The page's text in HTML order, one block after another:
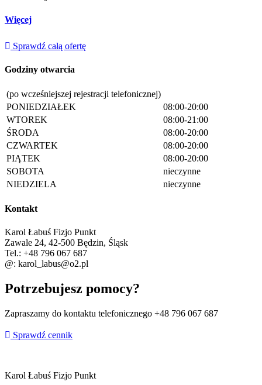
Więcej
Sprawdź całą ofertę
Godziny otwarcia
(po wcześniejszej rejestracji telefonicznej)
PONIEDZIAŁEK
08:00-20:00
WTOREK
08:00-21:00
ŚRODA
08:00-20:00
CZWARTEK
08:00-20:00
PIĄTEK
08:00-20:00
SOBOTA
nieczynne
NIEDZIELA
nieczynne
Kontakt
Karol Łabuś Fizjo Punkt
Zawale 24, 42-500 Będzin, Śląsk
Tel.: +48 796 067 687
@: karol_labus@o2.pl
Potrzebujesz pomocy?
Zapraszamy do kontaktu telefonicznego +48 796 067 687
Sprawdź cennik
Karol Łabuś Fizjo Punkt